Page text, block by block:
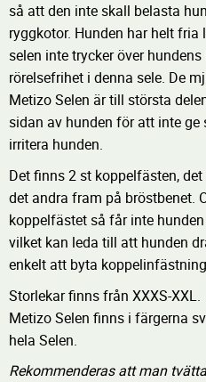
så att den inte skall belasta
ryggkotor. Hunden har helt
selen inte trycker över
rörelsefrihet i denna sele. De
Metizo Selen är till största
sidan av hunden för att inte
irritera hunden.
Det finns 2 st koppelfästen,
det andra fram på bröstbenet.
koppelfästet så får inte
vilket kan leda till att hunden
enkelt att byta
Storlekar finns från XXXS-XXL.
Metizo Selen finns i färgerna
hela Selen.
Rekommenderas att man